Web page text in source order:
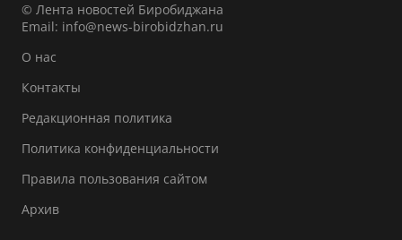
© Лента новостей Биробиджана
Email: info@news-birobidzhan.ru
О нас
Контакты
Редакционная политика
Политика конфиденциальности
Правила пользования сайтом
Архив